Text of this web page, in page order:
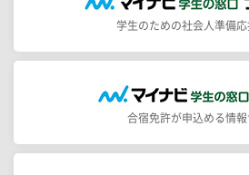
学生のための社会人準備応
合宿免許が申込める情報